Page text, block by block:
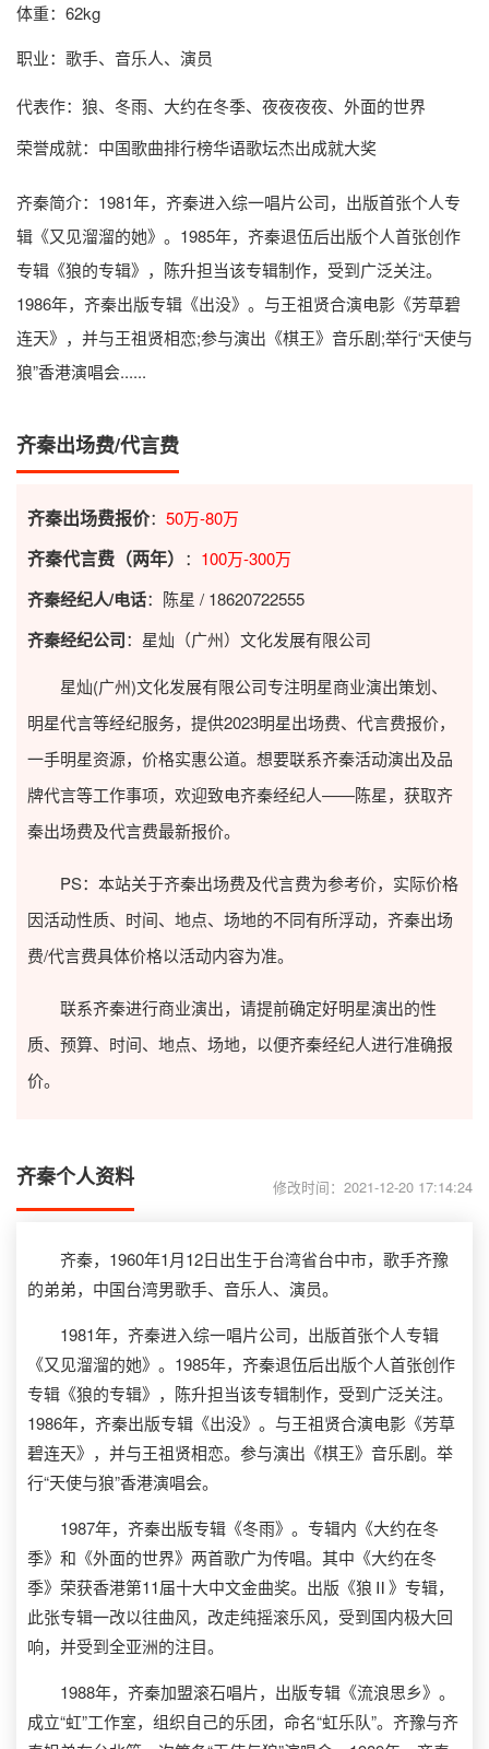
体重：62kg
职业：歌手、音乐人、演员
代表作：狼、冬雨、大约在冬季、夜夜夜夜、外面的世界
荣誉成就：中国歌曲排行榜华语歌坛杰出成就大奖
齐秦简介：1981年，齐秦进入综一唱片公司，出版首张个人专
辑《又见溜溜的她》。1985年，齐秦退伍后出版个人首张创作
专辑《狼的专辑》，陈升担当该专辑制作，受到广泛关注。
1986年，齐秦出版专辑《出没》。与王祖贤合演电影《芳草碧
连天》，并与王祖贤相恋;参与演出《棋王》音乐剧;举行“天使与
狼”香港演唱会......
齐秦出场费/代言费
齐秦出场费报价： 50万-80万
齐秦代言费（两年） ： 100万-300万
齐秦经纪人/电话：陈星 / 18620722555
齐秦经纪公司：星灿（广州）文化发展有限公司
星灿(广州)文化发展有限公司专注明星商业演出策划、
明星代言等经纪服务，提供2023明星出场费、代言费报价，
一手明星资源，价格实惠公道。想要联系齐秦活动演出及品
牌代言等工作事项，欢迎致电齐秦经纪人——陈星，获取齐
秦出场费及代言费最新报价。
PS：本站关于齐秦出场费及代言费为参考价，实际价格
因活动性质、时间、地点、场地的不同有所浮动，齐秦出场
费/代言费具体价格以活动内容为准。
联系齐秦进行商业演出，请提前确定好明星演出的性
质、预算、时间、地点、场地，以便齐秦经纪人进行准确报
价。
齐秦个人资料 修改时间：2021-12-20 17:14:24
齐秦，1960年1月12日出生于台湾省台中市，歌手齐豫
的弟弟，中国台湾男歌手、音乐人、演员。
1981年，齐秦进入综一唱片公司，出版首张个人专辑
《又见溜溜的她》。1985年，齐秦退伍后出版个人首张创作
专辑《狼的专辑》，陈升担当该专辑制作，受到广泛关注。
1986年，齐秦出版专辑《出没》。与王祖贤合演电影《芳草
碧连天》，并与王祖贤相恋。参与演出《棋王》音乐剧。举
行“天使与狼”香港演唱会。
1987年，齐秦出版专辑《冬雨》。专辑内《大约在冬
季》和《外面的世界》两首歌广为传唱。其中《大约在冬
季》荣获香港第11届十大中文金曲奖。出版《狼Ⅱ》专辑，
此张专辑一改以往曲风，改走纯摇滚乐风，受到国内极大回
响，并受到全亚洲的注目。
1988年，齐秦加盟滚石唱片，出版专辑《流浪思乡》。
成立“虹”工作室，组织自己的乐团，命名“虹乐队”。齐豫与齐